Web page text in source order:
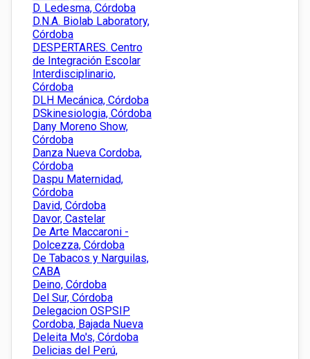
D. Ledesma, Córdoba
D.N.A. Biolab Laboratory,
Córdoba
DESPERTARES. Centro
de Integración Escolar
Interdisciplinario,
Córdoba
DLH Mecánica, Córdoba
DSkinesiologia, Córdoba
Dany Moreno Show,
Córdoba
Danza Nueva Cordoba,
Córdoba
Daspu Maternidad,
Córdoba
David, Córdoba
Davor, Castelar
De Arte Maccaroni -
Dolcezza, Córdoba
De Tabacos y Narguilas,
CABA
Deino, Córdoba
Del Sur, Córdoba
Delegacion OSPSIP
Cordoba, Bajada Nueva
Deleita Mo's, Córdoba
Delicias del Perú,